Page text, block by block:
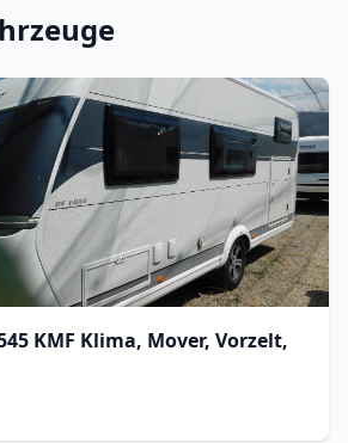
KMF Klima, Mover, Vorzelt,